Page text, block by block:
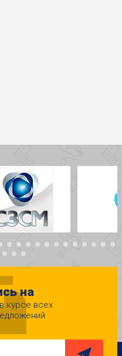
на
курсе всех